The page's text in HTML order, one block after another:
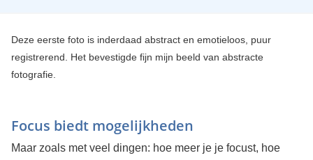
Deze eerste foto is inderdaad abstract en emotieloos, puur
registrerend. Het bevestigde fijn mijn beeld van abstracte
fotografie.
Focus biedt mogelijkheden
Maar zoals met veel dingen: hoe meer je je focust, hoe